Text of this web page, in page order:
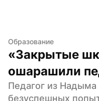
Образование
«Закрытые
ошарашили
Педагог из Надыма
безуспешных